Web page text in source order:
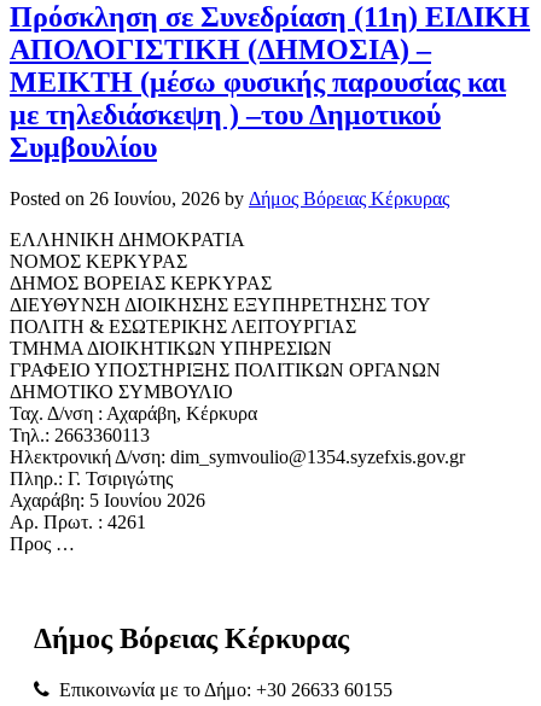
Πρόσκληση σε Συνεδρίαση (11η) ΕΙΔΙΚΗ
ΑΠΟΛΟΓΙΣΤΙΚΗ (ΔΗΜΟΣΙΑ) –
ΜΕΙΚΤΗ (μέσω φυσικής παρουσίας και
με τηλεδιάσκεψη ) –του Δημοτικού
Συμβουλίου
Posted on 26 Ιουνίου, 2026 by Δήμος Βόρειας Κέρκυρας
ΕΛΛΗΝΙΚΗ ΔΗΜΟΚΡΑΤΙΑ
ΝΟΜΟΣ ΚΕΡΚΥΡΑΣ
ΔΗΜΟΣ ΒΟΡΕΙΑΣ ΚΕΡΚΥΡΑΣ
ΔΙΕΥΘΥΝΣΗ ΔΙΟΙΚΗΣΗΣ ΕΞΥΠΗΡΕΤΗΣΗΣ ΤΟΥ
ΠΟΛΙΤΗ & ΕΣΩΤΕΡΙΚΗΣ ΛΕΙΤΟΥΡΓΙΑΣ
ΤΜΗΜΑ ΔΙΟΙΚΗΤΙΚΩΝ ΥΠΗΡΕΣΙΩΝ
ΓΡΑΦΕΙΟ ΥΠΟΣΤΗΡΙΞΗΣ ΠΟΛΙΤΙΚΩΝ ΟΡΓΑΝΩΝ
ΔΗΜΟΤΙΚΟ ΣΥΜΒΟΥΛΙΟ
Ταχ. Δ/νση : Αχαράβη, Κέρκυρα
Τηλ.: 2663360113
Ηλεκτρονική Δ/νση: dim_symvoulio@1354.syzefxis.gov.gr
Πληρ.: Γ. Τσιριγώτης
Αχαράβη: 5 Ιουνίου 2026
Αρ. Πρωτ. : 4261
Προς …
Δήμος Βόρειας Κέρκυρας
Επικοινωνία με το Δήμο: +30 26633 60155